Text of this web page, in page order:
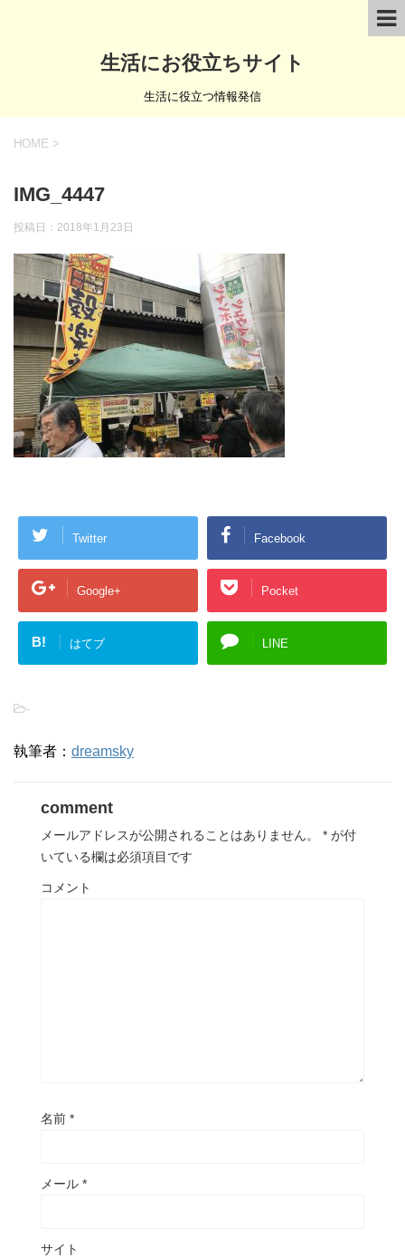
生活にお役立ちサイト
生活に役立つ情報発信
HOME >
IMG_4447
投稿日： 2018年1月23日
Twitter Facebook
Google+ Pocket
B! はてブ LINE
-
執筆者： dreamsky
comment
メールアドレスが公開されることはありません。 * が付
いている欄は必須項目です
コメント
名前 *
メール *
サイト